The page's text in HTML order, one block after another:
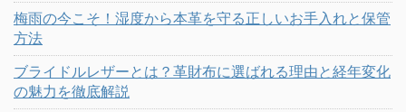
梅雨の今こそ！湿度から本革を守る正しいお手入れと保管
方法
ブライドルレザーとは？革財布に選ばれる理由と経年変化
の魅力を徹底解説